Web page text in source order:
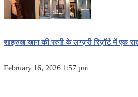
शाहरुख खान की पत्नी के लग्ज़री रिज़ॉर्ट में एक
February 16, 2026 1:57 pm